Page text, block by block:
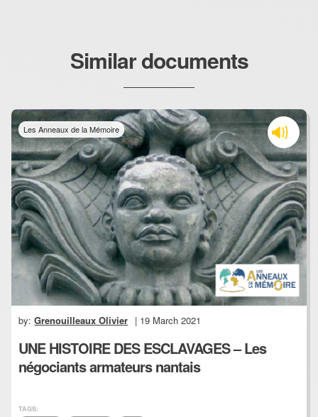
Similar documents
Les Anneaux de la Mémoire
by:Grenouilleaux Olivier | 19 March 2021
UNE HISTOIRE DES ESCLAVAGES – Les
négociants armateurs nantais
TAGS: